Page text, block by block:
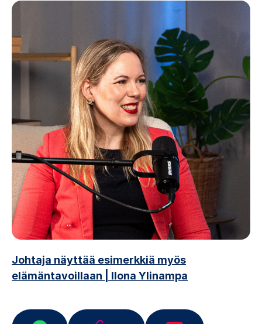
Johtaja näyttää esimerkkiä myös
elämäntavoillaan | Ilona Ylinampa